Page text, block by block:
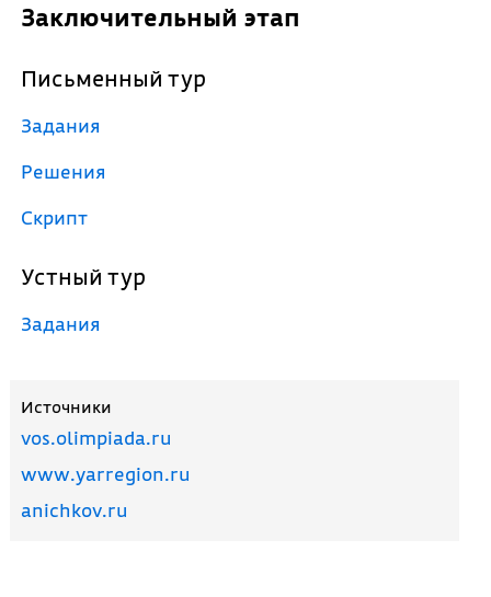
Заключительный этап
Письменный тур
Задания
Решения
Скрипт
Устный тур
Задания
Источники
vos.olimpiada.ru
www.yarregion.ru
anichkov.ru